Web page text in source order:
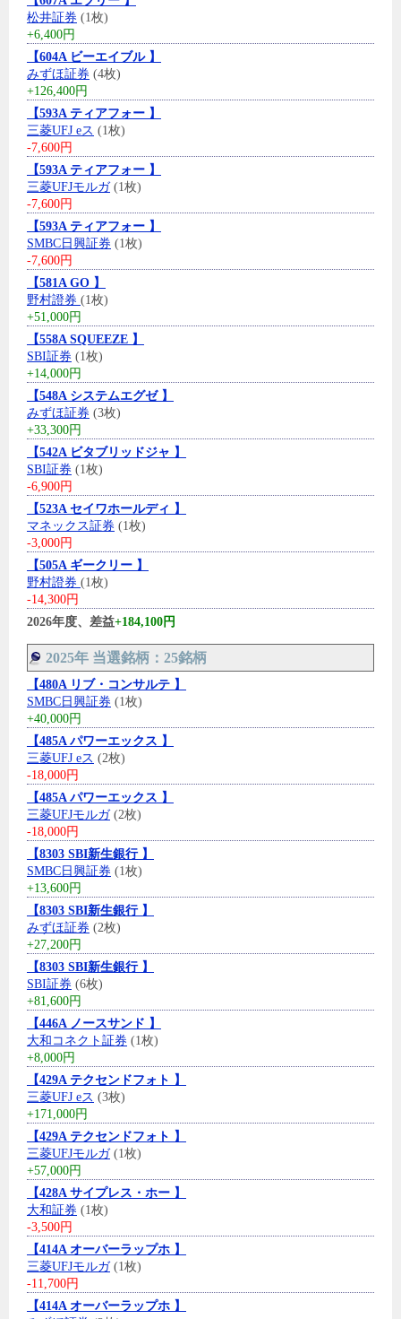
松井証券 (1枚)
+6,400円
【604A ビーエイブル 】
みずほ証券 (4枚)
+126,400円
【593A ティアフォー 】
三菱UFJ eス (1枚)
-7,600円
【593A ティアフォー 】
三菱UFJモルガ(1枚)
-7,600円
【593A ティアフォー 】
SMBC日興証券 (1枚)
-7,600円
【581A GO 】
野村證券 (1枚)
+51,000円
【558A SQUEEZE 】
SBI証券 (1枚)
+14,000円
【548A システムエグゼ 】
みずほ証券 (3枚)
+33,300円
【542A ビタブリッドジャ 】
SBI証券 (1枚)
-6,900円
【523A セイワホールディ 】
マネックス証券 (1枚)
-3,000円
【505A ギークリー 】
野村證券 (1枚)
-14,300円
2026年度、差益+184,100円
2025年 当選銘柄：25銘柄
【480A リブ・コンサルテ 】
SMBC日興証券 (1枚)
+40,000円
【485A パワーエックス 】
三菱UFJ eス (2枚)
-18,000円
【485A パワーエックス 】
三菱UFJモルガ(2枚)
-18,000円
【8303 SBI新生銀行 】
SMBC日興証券 (1枚)
+13,600円
【8303 SBI新生銀行 】
みずほ証券 (2枚)
+27,200円
【8303 SBI新生銀行 】
SBI証券 (6枚)
+81,600円
【446A ノースサンド 】
大和コネクト証券 (1枚)
+8,000円
【429A テクセンドフォト 】
三菱UFJ eス (3枚)
+171,000円
【429A テクセンドフォト 】
三菱UFJモルガ(1枚)
+57,000円
【428A サイプレス・ホー 】
大和証券 (1枚)
-3,500円
【414A オーバーラップホ 】
三菱UFJモルガ(1枚)
-11,700円
【414A オーバーラップホ 】